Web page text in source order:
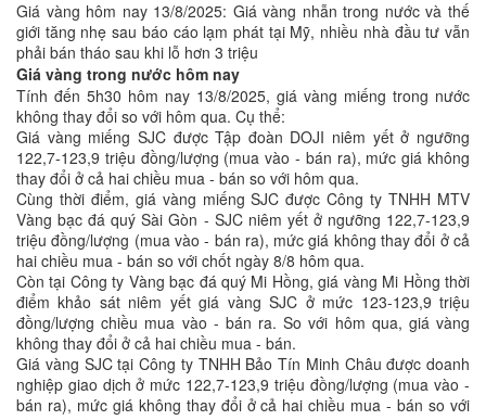
Giá vàng hôm nay 13/8/2025: Giá vàng nhẫn trong nước và thế
giới tăng nhẹ sau báo cáo lạm phát tại Mỹ, nhiều nhà đầu tư vẫn
phải bán tháo sau khi lỗ hơn 3 triệu
Giá vàng trong nước hôm nay
Tính đến 5h30 hôm nay 13/8/2025, giá vàng miếng trong nước
không thay đổi so với hôm qua. Cụ thể:
Giá vàng miếng SJC được Tập đoàn DOJI niêm yết ở ngưỡng
122,7-123,9 triệu đồng/lượng (mua vào - bán ra), mức giá không
thay đổi ở cả hai chiều mua - bán so với hôm qua.
Cùng thời điểm, giá vàng miếng SJC được Công ty TNHH MTV
Vàng bạc đá quý Sài Gòn - SJC niêm yết ở ngưỡng 122,7-123,9
triệu đồng/lượng (mua vào - bán ra), mức giá không thay đổi ở cả
hai chiều mua - bán so với chốt ngày 8/8 hôm qua.
Còn tại Công ty Vàng bạc đá quý Mi Hồng, giá vàng Mi Hồng thời
điểm khảo sát niêm yết giá vàng SJC ở mức 123-123,9 triệu
đồng/lượng chiều mua vào - bán ra. So với hôm qua, giá vàng
không thay đổi ở cả hai chiều mua - bán.
Giá vàng SJC tại Công ty TNHH Bảo Tín Minh Châu được doanh
nghiệp giao dịch ở mức 122,7-123,9 triệu đồng/lượng (mua vào -
bán ra), mức giá không thay đổi ở cả hai chiều mua - bán so với